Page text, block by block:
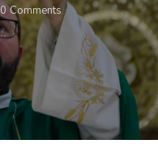
0 Comments